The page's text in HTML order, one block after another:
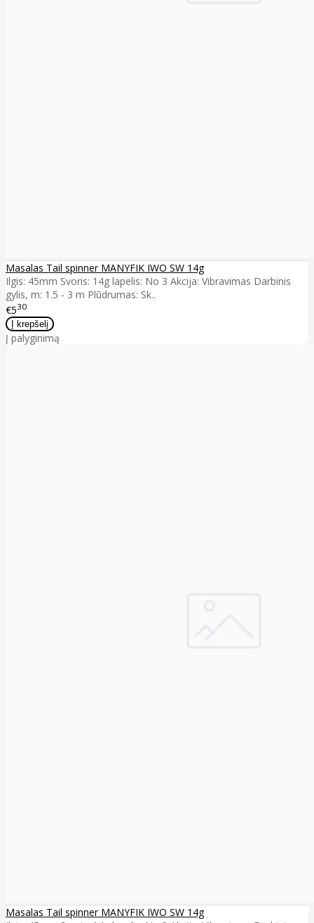
Masalas Tail spinner MANYFIK IWO SW 14g
Ilgis: 45mm Svoris: 14g lapelis: No 3 Akcija: Vibravimas Darbinis
gylis, m: 1.5 - 3 m Plūdrumas: Sk..
€530
Į palyginimą
Masalas Tail spinner MANYFIK IWO SW 14g